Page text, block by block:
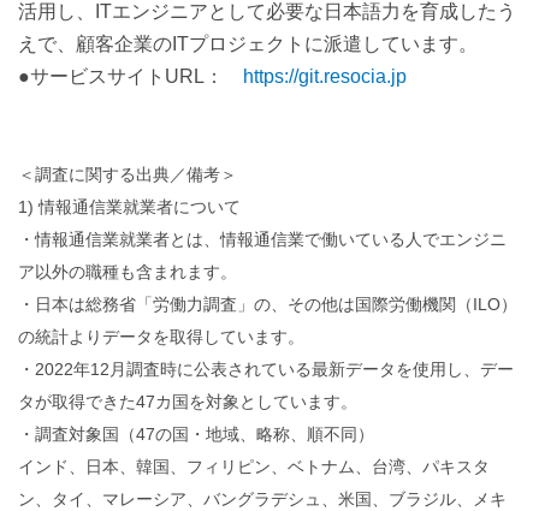
活用し、ITエンジニアとして必要な日本語力を育成したう
えで、顧客企業のITプロジェクトに派遣しています。
●サービスサイトURL：
https://git.resocia.jp
＜調査に関する出典／備考＞
1) 情報通信業就業者について
・情報通信業就業者とは、情報通信業で働いている人でエンジニ
ア以外の職種も含まれます。
・日本は総務省「労働力調査」の、その他は国際労働機関（ILO）
の統計よりデータを取得しています。
・2022年12月調査時に公表されている最新データを使用し、デー
タが取得できた47カ国を対象としています。
・調査対象国（47の国・地域、略称、順不同）
インド、日本、韓国、フィリピン、ベトナム、台湾、パキスタ
ン、タイ、マレーシア、バングラデシュ、米国、ブラジル、メキ